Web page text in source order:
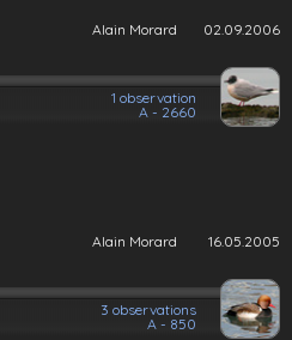
Alain Morard 02.09.2006
1 observation
A - 2660
Alain Morard 16.05.2005
3 observations
A - 850